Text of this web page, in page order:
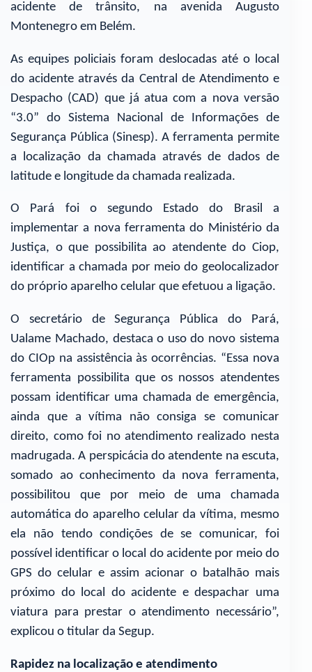
acidente de trânsito, na avenida Augusto
Montenegro em Belém.
As equipes policiais foram deslocadas até o local
do acidente através da Central de Atendimento e
Despacho (CAD) que já atua com a nova versão
“3.0” do Sistema Nacional de Informações de
Segurança Pública (Sinesp). A ferramenta permite
a localização da chamada através de dados de
latitude e longitude da chamada realizada.
O Pará foi o segundo Estado do Brasil a
implementar a nova ferramenta do Ministério da
Justiça, o que possibilita ao atendente do Ciop,
identificar a chamada por meio do geolocalizador
do próprio aparelho celular que efetuou a ligação.
O secretário de Segurança Pública do Pará,
Ualame Machado, destaca o uso do novo sistema
do CIOp na assistência às ocorrências. “Essa nova
ferramenta possibilita que os nossos atendentes
possam identificar uma chamada de emergência,
ainda que a vítima não consiga se comunicar
direito, como foi no atendimento realizado nesta
madrugada. A perspicácia do atendente na escuta,
somado ao conhecimento da nova ferramenta,
possibilitou que por meio de uma chamada
automática do aparelho celular da vítima, mesmo
ela não tendo condições de se comunicar, foi
possível identificar o local do acidente por meio do
GPS do celular e assim acionar o batalhão mais
próximo do local do acidente e despachar uma
viatura para prestar o atendimento necessário”,
explicou o titular da Segup.
Rapidez na localização e atendimento